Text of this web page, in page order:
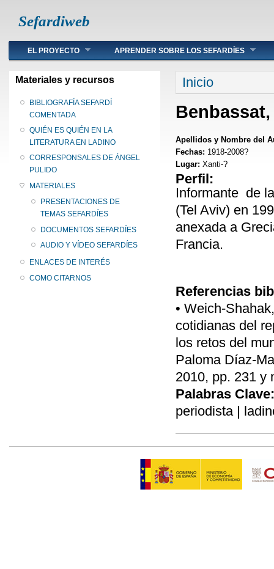
Sefardiweb
Main menu
EL PROYECTO APRENDER SOBRE LOS SEFARDÍES
Materiales y recursos
BIBLIOGRAFÍA SEFARDÍ
COMENTADA
QUIÉN ES QUIÉN EN LA
LITERATURA EN LADINO
CORRESPONSALES DE ÁNGEL
PULIDO
MATERIALES
PRESENTACIONES DE
TEMAS SEFARDÍES
DOCUMENTOS SEFARDÍES
AUDIO Y VÍDEO SEFARDÍES
ENLACES DE INTERÉS
COMO CITARNOS
Se encuentra
Inicio
Apellidos y Nombre del
Fechas: 1918-2008?
Lugar: Xanti-?
Perfil:
Informante de
(Tel Aviv) en
anexada a
Francia.
Referencias
• Weich-
cotidianas del
los retos del
Paloma Díaz-
2010, pp. 231 y
Palabras Clave:
periodista |